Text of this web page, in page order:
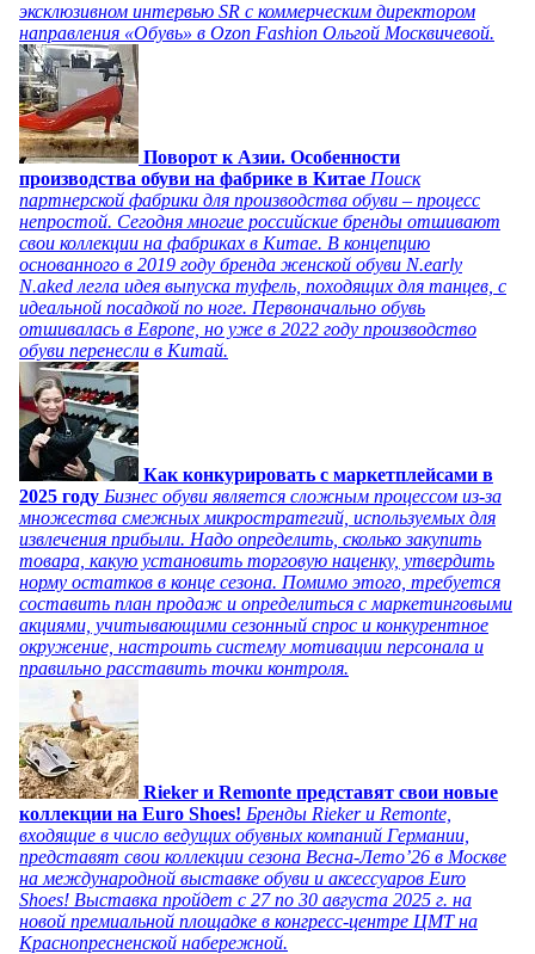
эксклюзивном интервью SR с коммерческим директором
направления «Обувь» в Ozon Fashion Ольгой Москвичевой.
Поворот к Азии. Особенности
производства обуви на фабрике в Китае Поиск
партнерской фабрики для производства обуви – процесс
непростой. Сегодня многие российские бренды отшивают
свои коллекции на фабриках в Китае. В концепцию
основанного в 2019 году бренда женской обуви N.early
N.aked легла идея выпуска туфель, походящих для танцев, с
идеальной посадкой по ноге. Первоначально обувь
отшивалась в Европе, но уже в 2022 году производство
обуви перенесли в Китай.
Как конкурировать с маркетплейсами в
2025 году Бизнес обуви является сложным процессом из-за
множества смежных микростратегий, используемых для
извлечения прибыли. Надо определить, сколько закупить
товара, какую установить торговую наценку, утвердить
норму остатков в конце сезона. Помимо этого, требуется
составить план продаж и определиться с маркетинговыми
акциями, учитывающими сезонный спрос и конкурентное
окружение, настроить систему мотивации персонала и
правильно расставить точки контроля.
Rieker и Remonte представят свои новые
коллекции на Euro Shoes! Бренды Rieker и Remonte,
входящие в число ведущих обувных компаний Германии,
представят свои коллекции сезона Весна-Лето’26 в Москве
на международной выставке обуви и аксессуаров Euro
Shoes! Выставка пройдет c 27 по 30 августа 2025 г. на
новой премиальной площадке в конгресс-центре ЦМТ на
Краснопресненской набережной.